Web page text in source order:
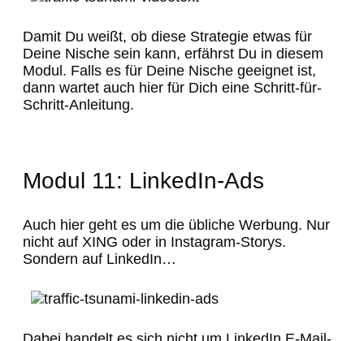
Damit Du weißt, ob diese Strategie etwas für
Deine Nische sein kann, erfährst Du in diesem
Modul. Falls es für Deine Nische geeignet ist,
dann wartet auch hier für Dich eine Schritt-für-
Schritt-Anleitung.
Modul 11: LinkedIn-Ads
Auch hier geht es um die übliche Werbung. Nur
nicht auf XING oder in Instagram-Storys.
Sondern auf LinkedIn…